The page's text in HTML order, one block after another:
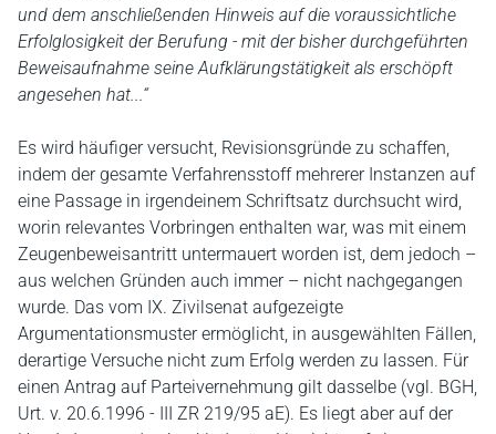
und dem anschließenden Hinweis auf die voraussichtliche
Erfolglosigkeit der Berufung - mit der bisher durchgeführten
Beweisaufnahme seine Aufklärungstätigkeit als erschöpft
angesehen hat...“
Es wird häufiger versucht, Revisionsgründe zu schaffen,
indem der gesamte Verfahrensstoff mehrerer Instanzen auf
eine Passage in irgendeinem Schriftsatz durchsucht wird,
worin relevantes Vorbringen enthalten war, was mit einem
Zeugenbeweisantritt untermauert worden ist, dem jedoch –
aus welchen Gründen auch immer – nicht nachgegangen
wurde. Das vom IX. Zivilsenat aufgezeigte
Argumentationsmuster ermöglicht, in ausgewählten Fällen,
derartige Versuche nicht zum Erfolg werden zu lassen. Für
einen Antrag auf Parteivernehmung gilt dasselbe (vgl. BGH,
Urt. v. 20.6.1996 - III ZR 219/95 aE). Es liegt aber auf der